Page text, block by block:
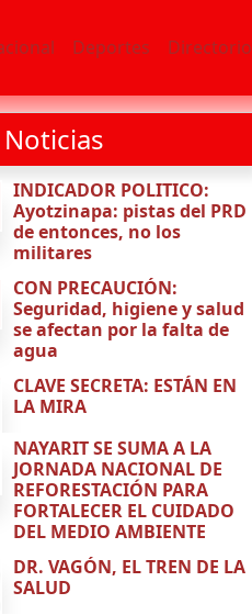
Deportes Directorio
INDICADOR POLITICO:
Ayotzinapa: pistas del PRD
de entonces, no los
militares
CON PRECAUCIÓN:
Seguridad, higiene y salud
se afectan por la falta de
agua
CLAVE SECRETA: ESTÁN EN
LA MIRA
NAYARIT SE SUMA A LA
JORNADA NACIONAL DE
REFORESTACIÓN PARA
FORTALECER EL CUIDADO
DEL MEDIO AMBIENTE
DR. VAGÓN, EL TREN DE LA
SALUD